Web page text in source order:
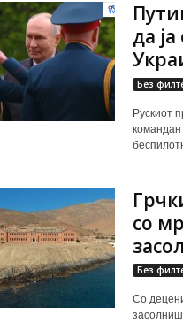
да
Без
Рускиот
со
Без
Со